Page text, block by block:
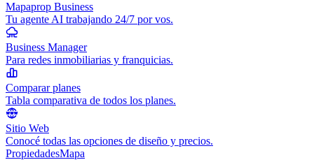
Mapaprop Business
Tu agente AI trabajando 24/7 por vos.
Business Manager
Para redes inmobiliarias y franquicias.
Comparar planes
Tabla comparativa de todos los planes.
Sitio Web
Conocé todas las opciones de diseño y precios.
PropiedadesMapa